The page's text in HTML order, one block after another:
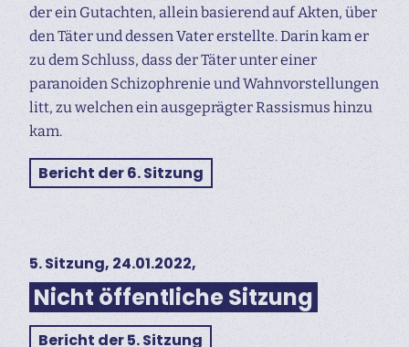
der ein Gutachten, allein basierend auf Akten, über
den Täter und dessen Vater erstellte. Darin kam er
zu dem Schluss, dass der Täter unter einer
paranoiden Schizophrenie und Wahnvorstellungen
litt, zu welchen ein ausgeprägter Rassismus hinzu
kam.
Bericht der 6. Sitzung
5. Sitzung, 24.01.2022,
Nicht öffentliche Sitzung
Bericht der 5. Sitzung